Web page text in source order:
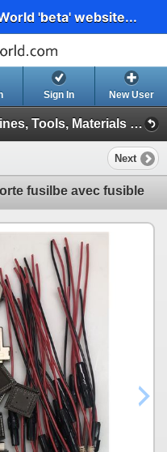
'beta' website...
Sign In New User
Auction Atelier STCG of Machines, Tools, Materials and spare parts (Session 1)
Next
fusilbe avec fusible